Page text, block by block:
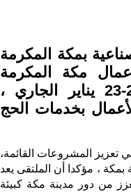
بمكة المكرمة
مكة المكرمة
“صفقة” المقرر عقده خلال الفترة من 21-23 يناير الجاري ،
بخدمات الحج
تعزيز المشروعات القائمة،
، مؤكدا أن الملتقى يعد
من دور مدينة مكة كبيئة